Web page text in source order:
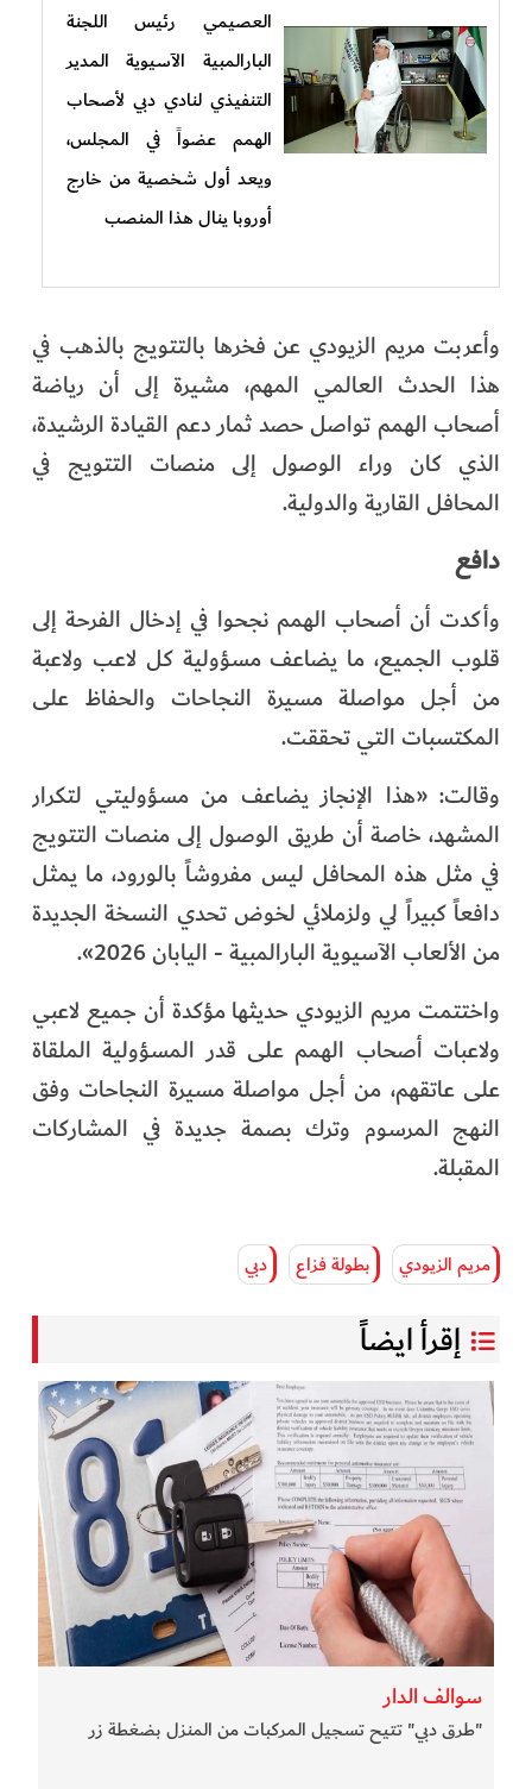
العصيمي رئيس اللجنة
البارالمبية الآسيوية المدير
التنفيذي لنادي دبي لأصحاب
الهمم عضواً في المجلس،
ويعد أول شخصية من خارج
أوروبا ينال هذا المنصب
وأعربت مريم الزيودي عن فخرها بالتتويج بالذهب في
هذا الحدث العالمي المهم، مشيرة إلى أن رياضة
أصحاب الهمم تواصل حصد ثمار دعم القيادة الرشيدة،
الذي كان وراء الوصول إلى منصات التتويج في
المحافل القارية والدولية.
دافع
وأكدت أن أصحاب الهمم نجحوا في إدخال الفرحة إلى
قلوب الجميع، ما يضاعف مسؤولية كل لاعب ولاعبة
من أجل مواصلة مسيرة النجاحات والحفاظ على
المكتسبات التي تحققت.
وقالت: «هذا الإنجاز يضاعف من مسؤوليتي لتكرار
المشهد، خاصة أن طريق الوصول إلى منصات التتويج
في مثل هذه المحافل ليس مفروشاً بالورود، ما يمثل
دافعاً كبيراً لي ولزملائي لخوض تحدي النسخة الجديدة
من الألعاب الآسيوية البارالمبية - اليابان 2026».
واختتمت مريم الزيودي حديثها مؤكدة أن جميع لاعبي
ولاعبات أصحاب الهمم على قدر المسؤولية الملقاة
على عاتقهم، من أجل مواصلة مسيرة النجاحات وفق
النهج المرسوم وترك بصمة جديدة في المشاركات
المقبلة.
مريم الزيودي بطولة فزاع دبي
إقرأ ايضاً
سوالف الدار
"طرق دبي" تتيح تسجيل المركبات من المنزل بضغطة زر